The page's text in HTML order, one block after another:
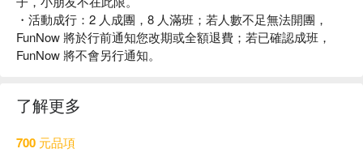
・活動成行：2 人成團，8 人滿班；若人數不足無法開團，
FunNow 將於行前通知您改期或全額退費；若已確認成班，
FunNow 將不會另行通知。
了解更多
700 元品項